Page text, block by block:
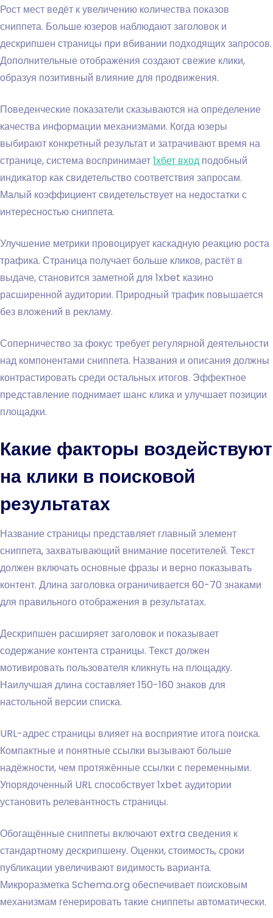
Рост мест ведёт к увеличению количества показов
сниппета. Больше юзеров наблюдают заголовок и
дескрипшен страницы при вбивании подходящих запросов.
Дополнительные отображения создают свежие клики,
образуя позитивный влияние для продвижения.
Поведенческие показатели сказываются на определение
качества информации механизмами. Когда юзеры
выбирают конкретный результат и затрачивают время на
странице, система воспринимает1хбет вход подобный
индикатор как свидетельство соответствия запросам.
Малый коэффициент свидетельствует на недостатки с
интересностью сниппета.
Улучшение метрики провоцирует каскадную реакцию роста
трафика. Страница получает больше кликов, растёт в
выдаче, становится заметной для 1xbet казино
расширенной аудитории. Природный трафик повышается
без вложений в рекламу.
Соперничество за фокус требует регулярной деятельности
над компонентами сниппета. Названия и описания должны
контрастировать среди остальных итогов. Эффектное
представление поднимает шанс клика и улучшает позиции
площадки.
Какие факторы воздействуют
на клики в поисковой
результатах
Название страницы представляет главный элемент
сниппета, захватывающий внимание посетителей. Текст
должен включать основные фразы и верно показывать
контент. Длина заголовка ограничивается 60-70 знаками
для правильного отображения в результатах.
Дескрипшен расширяет заголовок и показывает
содержание контента страницы. Текст должен
мотивировать пользователя кликнуть на площадку.
Наилучшая длина составляет 150-160 знаков для
настольной версии списка.
URL-адрес страницы влияет на восприятие итога поиска.
Компактные и понятные ссылки вызывают больше
надёжности, чем протяжённые ссылки с переменными.
Упорядоченный URL способствует 1xbet аудитории
установить релевантность страницы.
Обогащённые сниппеты включают extra сведения к
стандартному дескрипшену. Оценки, стоимость, сроки
публикации увеличивают видимость варианта.
Микроразметка Schema.org обеспечивает поисковым
механизмам генерировать такие сниппеты автоматически.